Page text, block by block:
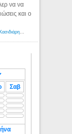
να να
και ο
Αμερικανοί ρατσιστές αναρωτιούνται αν ο Ηλίας Κασιδιάρης ανήκει στη λευκή φυλή... - Λόγιος Ερμής
Σαβ